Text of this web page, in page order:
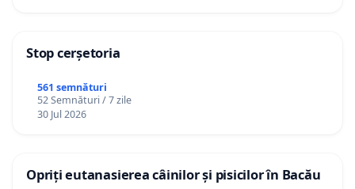
Stop cerșetoria
561 semnături
52 Semnături / 7 zile
30 Jul 2026
Opriți eutanasierea câinilor și pisicilor în Bacău